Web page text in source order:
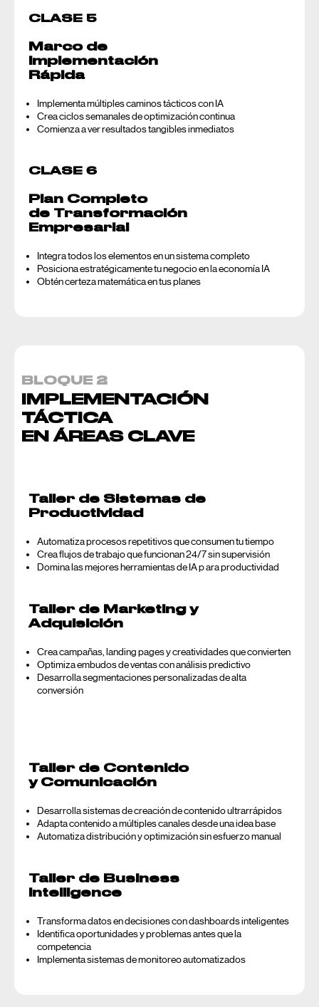
CLASE 5
Marco de
Implementación
Rápida
Implementa múltiples caminos tácticos con IA
Crea ciclos semanales de optimización continua
Comienza a ver resultados tangibles inmediatos
CLASE 6
Plan Completo
de Transformación
Empresarial
Integra todos los elementos en un sistema completo
Posiciona estratégicamente tu negocio en la economía IA
Obtén certeza matemática en tus planes
BLOQUE 2
IMPLEMENTACIÓN
TÁCTICA
EN ÁREAS CLAVE
Taller de Sistemas de
Productividad
Automatiza procesos repetitivos que consumen tu tiempo
Crea flujos de trabajo que funcionan 24/7 sin supervisión
Domina las mejores herramientas de IA p ara productividad
Taller de Marketing y
Adquisición
Crea campañas, landing pages y creatividades que convierten
Optimiza embudos de ventas con análisis predictivo
Desarrolla segmentaciones personalizadas de alta
conversión
Taller de Contenido
y Comunicación
Desarrolla sistemas de creación de contenido ultrarrápidos
Adapta contenido a múltiples canales desde una idea base
Automatiza distribución y optimización sin esfuerzo manual
Taller de Business
Intelligence
Transforma datos en decisiones con dashboards inteligentes
Identifica oportunidades y problemas antes que la
competencia
Implementa sistemas de monitoreo automatizados